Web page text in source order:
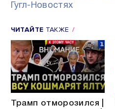
Гугл-Новостях
ЧИТАЙТЕ ТАКЖЕ
Трамп отморозился |